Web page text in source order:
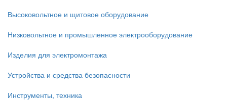
Высоковольтное и щитовое оборудование
Низковольтное и промышленное электрооборудование
Изделия для электромонтажа
Устройства и средства безопасности
Инструменты, техника